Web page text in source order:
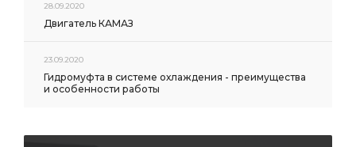
28.09.2020
Двигатель КАМАЗ
23.09.2020
Гидромуфта в системе охлаждения - преимущества
и особенности работы